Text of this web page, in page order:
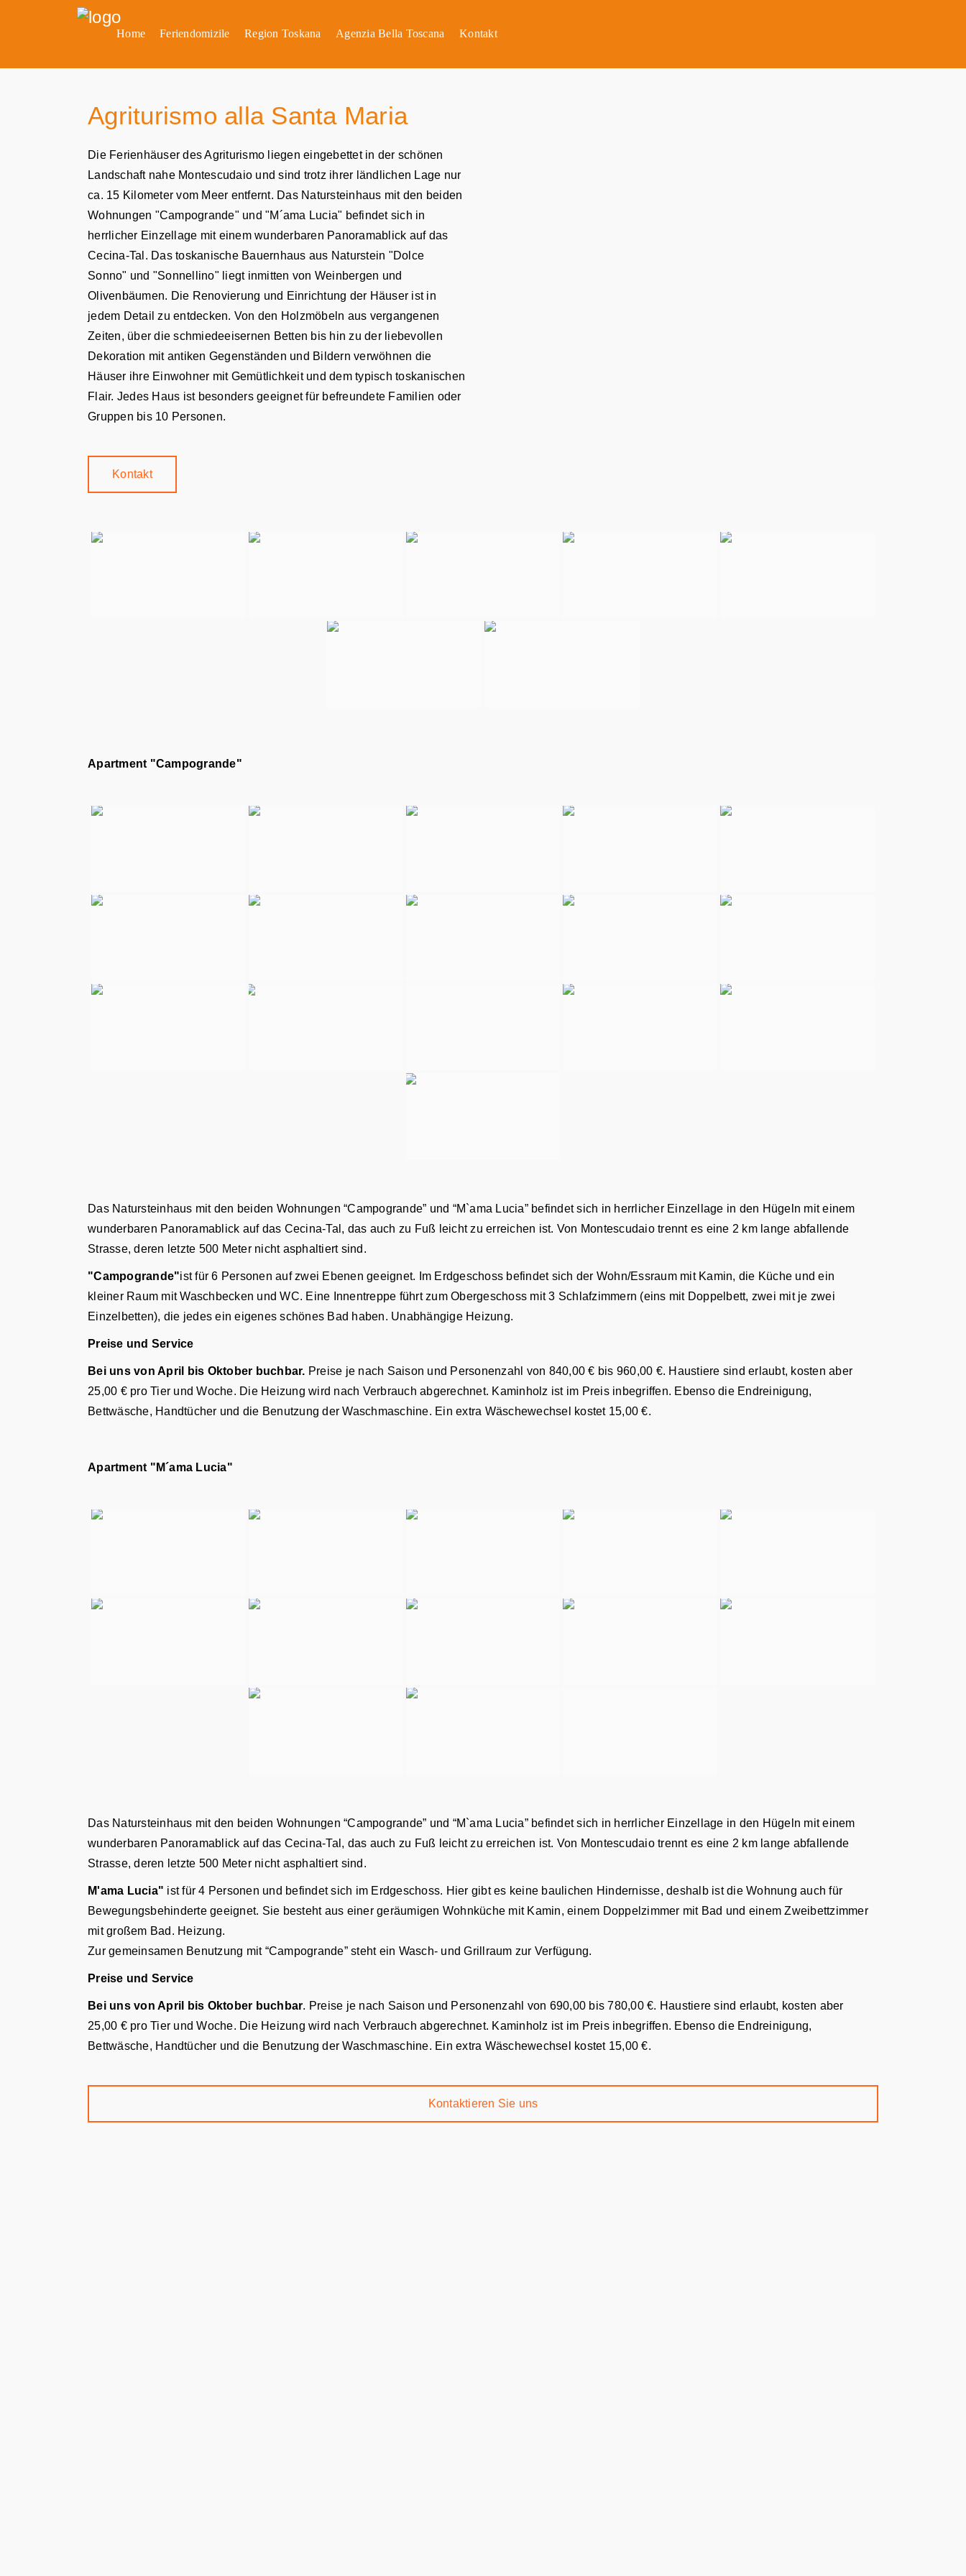
Home Feriendomizile Region Toskana Agenzia Bella Toscana Kontakt
Agriturismo alla Santa Maria
Die Ferienhäuser des Agriturismo liegen eingebettet in der schönen
Landschaft nahe Montescudaio und sind trotz ihrer ländlichen Lage nur
ca. 15 Kilometer vom Meer entfernt. Das Natursteinhaus mit den beiden
Wohnungen "Campogrande" und "M´ama Lucia" befindet sich in
herrlicher Einzellage mit einem wunderbaren Panoramablick auf das
Cecina-Tal. Das toskanische Bauernhaus aus Naturstein "Dolce
Sonno" und "Sonnellino" liegt inmitten von Weinbergen und
Olivenbäumen. Die Renovierung und Einrichtung der Häuser ist in
jedem Detail zu entdecken. Von den Holzmöbeln aus vergangenen
Zeiten, über die schmiedeeisernen Betten bis hin zu der liebevollen
Dekoration mit antiken Gegenständen und Bildern verwöhnen die
Häuser ihre Einwohner mit Gemütlichkeit und dem typisch toskanischen
Flair. Jedes Haus ist besonders geeignet für befreundete Familien oder
Gruppen bis 10 Personen.
Kontakt
Apartment "Campogrande"
Das Natursteinhaus mit den beiden Wohnungen “Campogrande” und “M`ama Lucia” befindet sich in herrlicher Einzellage in den Hügeln mit einem
wunderbaren Panoramablick auf das Cecina-Tal, das auch zu Fuß leicht zu erreichen ist. Von Montescudaio trennt es eine 2 km lange abfallende
Strasse, deren letzte 500 Meter nicht asphaltiert sind.
"Campogrande"ist für 6 Personen auf zwei Ebenen geeignet. Im Erdgeschoss befindet sich der Wohn/Essraum mit Kamin, die Küche und ein
kleiner Raum mit Waschbecken und WC. Eine Innentreppe führt zum Obergeschoss mit 3 Schlafzimmern (eins mit Doppelbett, zwei mit je zwei
Einzelbetten), die jedes ein eigenes schönes Bad haben. Unabhängige Heizung.
Preise und Service
Bei uns von April bis Oktober buchbar. Preise je nach Saison und Personenzahl von 840,00 € bis 960,00 €. Haustiere sind erlaubt, kosten aber
25,00 € pro Tier und Woche. Die Heizung wird nach Verbrauch abgerechnet. Kaminholz ist im Preis inbegriffen. Ebenso die Endreinigung,
Bettwäsche, Handtücher und die Benutzung der Waschmaschine. Ein extra Wäschewechsel kostet 15,00 €.
Apartment "M´ama Lucia"
Das Natursteinhaus mit den beiden Wohnungen “Campogrande” und “M`ama Lucia” befindet sich in herrlicher Einzellage in den Hügeln mit einem
wunderbaren Panoramablick auf das Cecina-Tal, das auch zu Fuß leicht zu erreichen ist. Von Montescudaio trennt es eine 2 km lange abfallende
Strasse, deren letzte 500 Meter nicht asphaltiert sind.
M'ama Lucia" ist für 4 Personen und befindet sich im Erdgeschoss. Hier gibt es keine baulichen Hindernisse, deshalb ist die Wohnung auch für
Bewegungsbehinderte geeignet. Sie besteht aus einer geräumigen Wohnküche mit Kamin, einem Doppelzimmer mit Bad und einem Zweibettzimmer
mit großem Bad. Heizung.
Zur gemeinsamen Benutzung mit “Campogrande” steht ein Wasch- und Grillraum zur Verfügung.
Preise und Service
Bei uns von April bis Oktober buchbar. Preise je nach Saison und Personenzahl von 690,00 bis 780,00 €. Haustiere sind erlaubt, kosten aber
25,00 € pro Tier und Woche. Die Heizung wird nach Verbrauch abgerechnet. Kaminholz ist im Preis inbegriffen. Ebenso die Endreinigung,
Bettwäsche, Handtücher und die Benutzung der Waschmaschine. Ein extra Wäschewechsel kostet 15,00 €.
Kontaktieren Sie uns